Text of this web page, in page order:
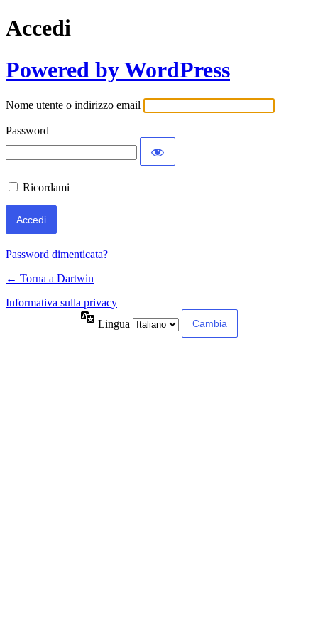
Accedi
Powered by WordPress
Nome utente o indirizzo email
Password
Ricordami
Password dimenticata?
← Torna a Dartwin
Informativa sulla privacy
Lingua